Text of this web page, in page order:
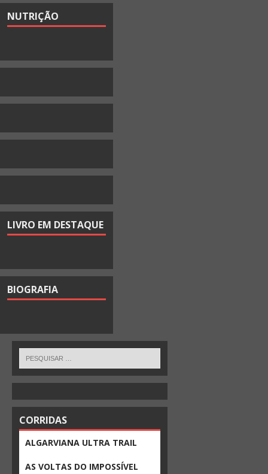
NUTRIÇÃO
LIVRO EM DESTAQUE
BIOGRAFIA
CORRIDAS
ALGARVIANA ULTRA TRAIL
AS VOLTAS DO IMPOSSÍVEL